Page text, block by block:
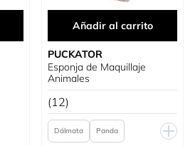
Añadir al carrito
PUCKATOR
Esponja de Maquillaje
Animales
(12)
Dálmata Panda